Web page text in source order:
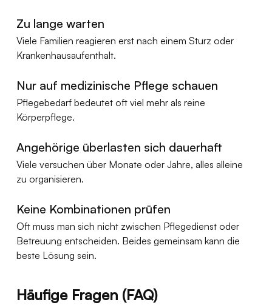
Zu lange warten
Viele Familien reagieren erst nach einem Sturz oder
Krankenhausaufenthalt.
Nur auf medizinische Pflege schauen
Pflegebedarf bedeutet oft viel mehr als reine
Körperpflege.
Angehörige überlasten sich dauerhaft
Viele versuchen über Monate oder Jahre, alles alleine
zu organisieren.
Keine Kombinationen prüfen
Oft muss man sich nicht zwischen Pflegedienst oder
Betreuung entscheiden. Beides gemeinsam kann die
beste Lösung sein.
Häufige Fragen (FAQ)